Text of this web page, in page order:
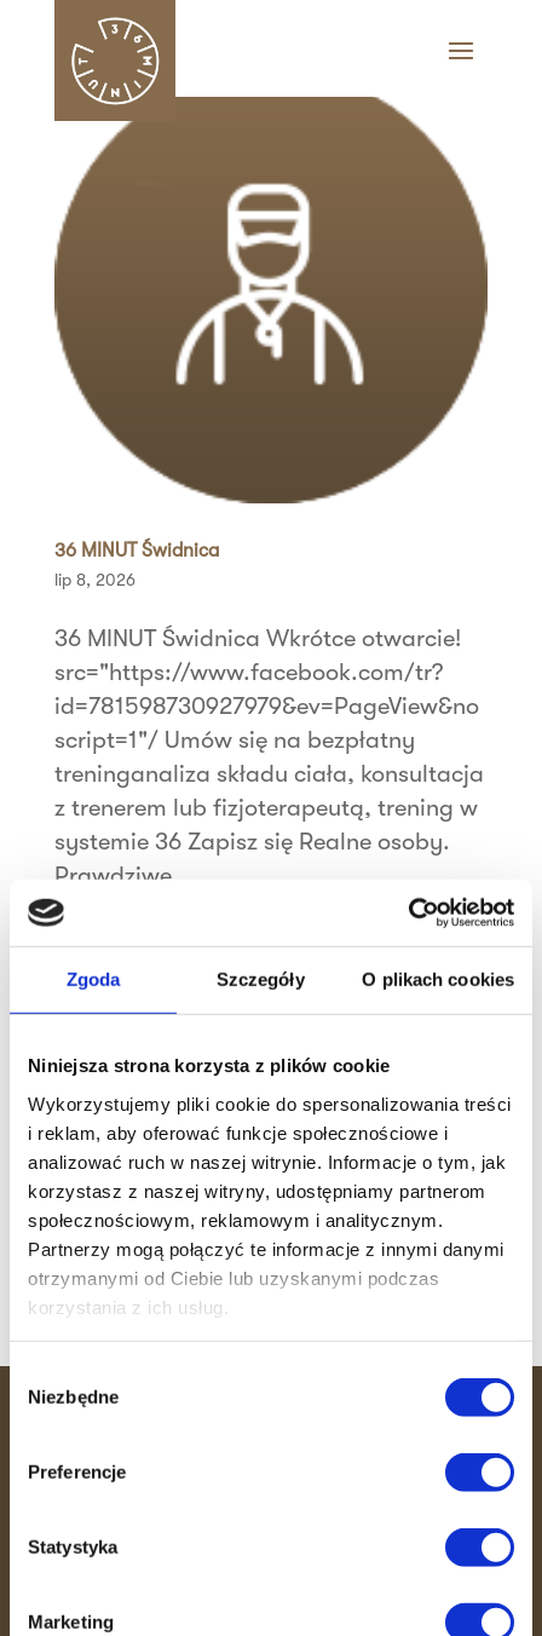
Zgoda Szczegóły O plikach cookies
Niniejsza strona korzysta z plików cookie
Wykorzystujemy pliki cookie do spersonalizowania treści
i reklam, aby oferować funkcje społecznościowe i
analizować ruch w naszej witrynie. Informacje o tym, jak
korzystasz z naszej witryny, udostępniamy partnerom
społecznościowym, reklamowym i analitycznym.
Partnerzy mogą połączyć te informacje z innymi danymi
otrzymanymi od Ciebie lub uzyskanymi podczas
korzystania z ich usług.
Wybór
zgody
Niezbędne
Preferencje
Statystyka
Marketing
36 MINUT Świdnica
lip 8, 2026
36 MINUT Świdnica Wkrótce otwarcie!
src="https://www.facebook.com/tr?
id=781598730927979&ev=PageView&no
script=1"/ Umów się na bezpłatny
treninganaliza składu ciała, konsultacja
z trenerem lub fizjoterapeutą, trening w
systemie 36 Zapisz się Realne osoby.
Prawdziwe...
Szukaj
Sukcesy klubowiczek!
Trening wytrzymałościowo-siłowy
Witamy 36 MINUT Strzałkowo
Witamy 36 MINUT Sosnowiec
Witamy 36 MINUT Busko-Zdrój
36 MINUT to miejsce, gdzie efektywność
Dzięki unikalnemu systemowi
fizjoterapeutów pomagamy Ci dbać o